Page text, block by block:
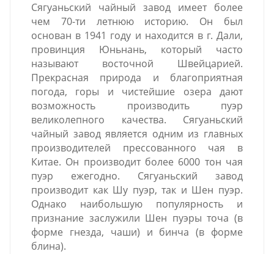
Сягуаньский чайный завод имеет более
чем 70-ти летнюю историю. Он был
основан в 1941 году и находится в г. Дали,
провинция Юньнань, который часто
называют восточной Швейцарией.
Прекрасная природа и благоприятная
погода, горы и чистейшие озера дают
возможность производить пуэр
великолепного качества. Сягуаньский
чайный завод является одним из главных
производителей прессованного чая в
Китае. Он производит более 6000 тон чая
пуэр ежегодно. Сягуаньский завод
производит как Шу пуэр, так и Шен пуэр.
Однако наибольшую популярность и
признание заслужили Шен пуэры точа (в
форме гнезда, чаши) и бинча (в форме
блина).